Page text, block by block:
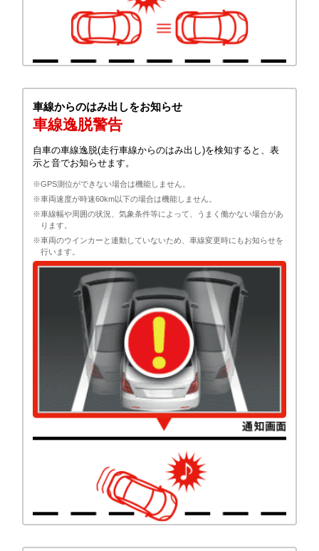
車線からのはみ出しをお知らせ
車線逸脱警告
自車の車線逸脱(走行車線からのはみ出し)を検知すると、表
示と音でお知らせます。
※GPS測位ができない場合は機能しません。
※車両速度が時速60km以下の場合は機能しません。
※車線幅や周囲の状況、気象条件等によって、うまく働かない場合があ
ります。
※車両のウインカーと連動していないため、車線変更時にもお知らせを
行います。